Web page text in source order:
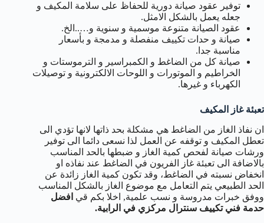
توفير عقود صيانة دورية للحفاظ على سلامة المكيف و
جعله يعمل بالشكل الامثل.
عقود الصيانة متنوعة موسمية و سنوية و…..الخ.
صيانة و حدات تكييف منفصلة و مدمجة و بأسعار
مناسبة جدا.
صيانة كل من الضاغط و الكمبراسير و الترموستات و
الخراطيم و الموتورات و اللوحات الالكترونية و توصيلات
الكهرباء و غيرها.
تعبئة غاز المكيف
ان نفاذ الغاز من الضاغط هي مشكلة بحد ذاتها لانها تؤدي الى
تعطل المكيف و توقفه عن العمل لذا نسعى دائما الى توفير
ورشات صيانة لفحص كمية الغاز و ضبطها بالحد المناسب
بالاضافة الى تعبئة غاز الفريون في الضاغط عند نفاذه او
انخفاض نسبته في الضاغط، وقد تكون كمية الغاز زائدة عن
الحد الطبيعي يتم التعامل مع موضوع الغاز بالشكل المناسب
ووفق خبرات مدروسة و نسب علمية, اخلا بكم قي افضل
حدمة فني تكييف سنترال مركزي في الرابية.